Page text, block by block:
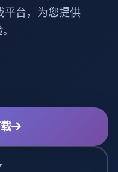
平台，为您提供